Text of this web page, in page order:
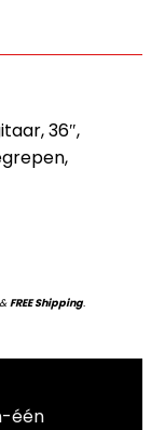
36″,
&FREE Shipping.
één